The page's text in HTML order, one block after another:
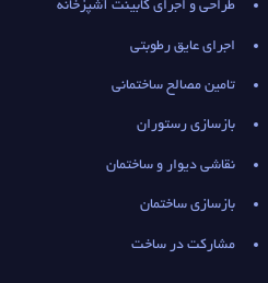
طراحی و اجرای کابینت آشپزخانه
اجرای عایق رطوبتی
تامین مصالح ساختمانی
بازسازی رستوران
نقاشی دیوار و ساختمان
بازسازی ساختمان
مشارکت در ساخت